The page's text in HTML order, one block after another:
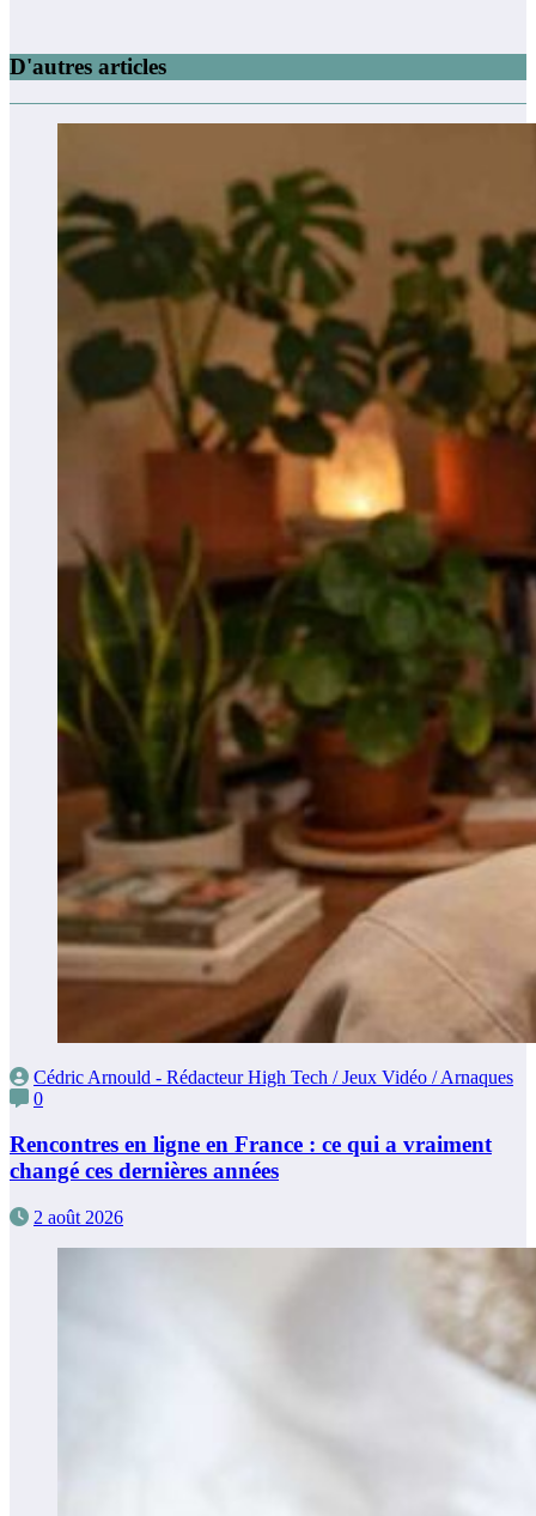
D'autres articles
Cédric Arnould - Rédacteur High Tech / Jeux Vidéo / Arnaques
0
Rencontres en ligne en France : ce qui a vraiment
changé ces dernières années
2 août 2026